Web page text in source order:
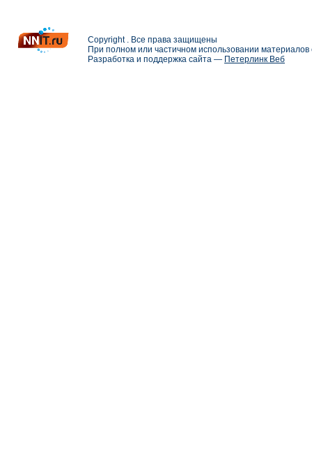
Copyright . Все права защищены
При полном или частичном использовании
Разработка и поддержка сайта — Петерлинк Веб